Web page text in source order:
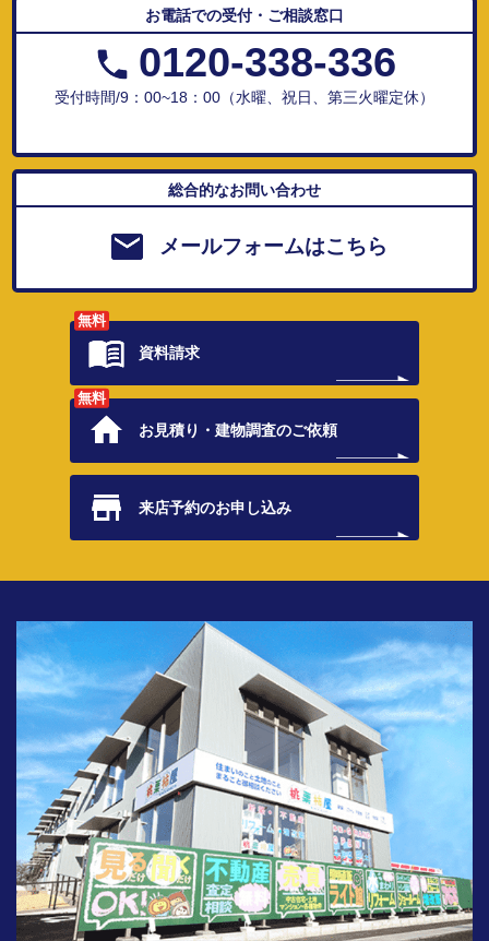
お電話での受付・ご相談窓口
0120-338-336
受付時間/9：00~18：00（水曜、祝日、第三火曜定休）
総合的なお問い合わせ
メールフォームはこちら
無料
資料請求
無料
お見積り・建物調査のご依頼
来店予約のお申し込み